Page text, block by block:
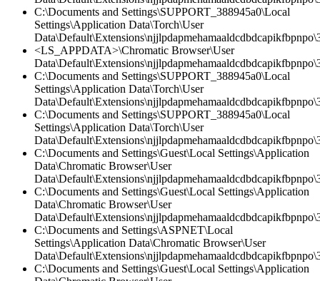
C:\Documents and Settings\SUPPORT_388945a0\Local
Settings\Application Data\Torch\User
<LS_APPDATA>\Chromatic Browser\User
C:\Documents and Settings\SUPPORT_388945a0\Local
Settings\Application Data\Torch\User
C:\Documents and Settings\SUPPORT_388945a0\Local
Settings\Application Data\Torch\User
C:\Documents and Settings\Guest\Local Settings\Application
Data\Chromatic Browser\User
C:\Documents and Settings\Guest\Local Settings\Application
Data\Chromatic Browser\User
C:\Documents and Settings\ASPNET\Local
Settings\Application Data\Chromatic Browser\User
C:\Documents and Settings\Guest\Local Settings\Application